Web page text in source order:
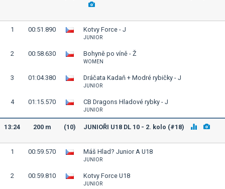
1 00:51.890 Kotvy Force - J
JUNIOR
2 00:58.630 Bohyně po víně - Ž
WOMEN
3 01:04.380 Dráčata Kadaň + Modré rybičky - J
JUNIOR
4 01:15.570 CB Dragons Hladové rybky - J
JUNIOR
13:24 200 m (10) JUNIOŘI U18 DL 10 - 2. kolo (#18)
1 00:59.570 Máš Hlad? Junior A U18
JUNIOR
2 00:59.810 Kotvy Force U18
JUNIOR